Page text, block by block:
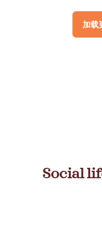
加载
Social